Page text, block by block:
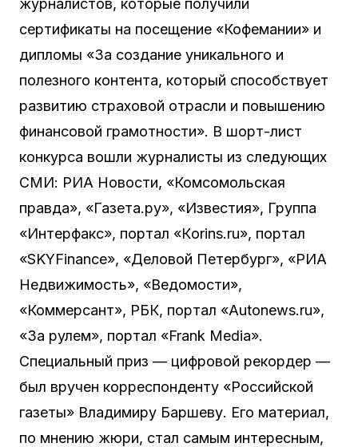
журналистов, которые получили
сертификаты на посещение «Кофемании» и
дипломы «За создание уникального и
полезного контента, который способствует
развитию страховой отрасли и повышению
финансовой грамотности». В шорт-лист
конкурса вошли журналисты из следующих
СМИ: РИА Новости, «Комсомольская
правда», «Газета.ру», «Известия», Группа
«Интерфакс», портал «Кorins.ru», портал
«SKYFinance», «Деловой Петербург», «РИА
Недвижимость», «Ведомости»,
«Коммерсант», РБК, портал «Autonews.ru»,
«За рулем», портал «Frank Media».
Специальный приз — цифровой рекордер —
был вручен корреспонденту «Российской
газеты» Владимиру Баршеву. Его материал,
по мнению жюри, стал самым интересным,